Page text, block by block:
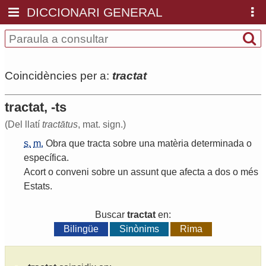
DICCIONARI GENERAL
Coincidències per a: tractat
tractat, -ts
(Del llatí tractātus, mat. sign.)
s. m. Obra que tracta sobre una matèria determinada o
específica.
Acort o conveni sobre un assunt que afecta a dos o més
Estats.
Buscar tractat en:
Bilingüe
Sinònims Rima